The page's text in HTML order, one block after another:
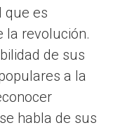
que es
la revolución.
de sus
a la
habla de sus